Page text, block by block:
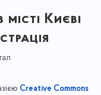
Києві
Creative Commons